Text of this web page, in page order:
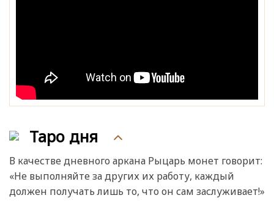
Таро дня
В качестве дневного аркана Рыцарь монет говорит:
«Не выполняйте за других их работу, каждый
должен получать лишь то, что он сам заслуживает!»